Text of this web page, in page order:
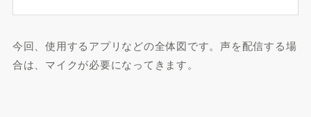
今回、使用するアプリなどの全体図です。声を配信する場
合は、マイクが必要になってきます。